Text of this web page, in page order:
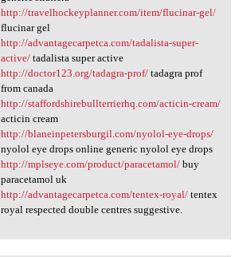
http://travelhockeyplanner.com/item/flucinar-gel/
flucinar gel
http://advantagecarpetca.com/tadalista-super-
active/tadalista super active
http://doctor123.org/tadagra-prof/tadagra prof
from canada
http://staffordshirebullterrierhq.com/acticin-cream/
acticin cream
http://blaneinpetersburgil.com/nyolol-eye-drops/
nyolol eye drops online generic nyolol eye drops
http://mplseye.com/product/paracetamol/buy
paracetamol uk
http://advantagecarpetca.com/tentex-royal/tentex
royal respected double centres suggestive.